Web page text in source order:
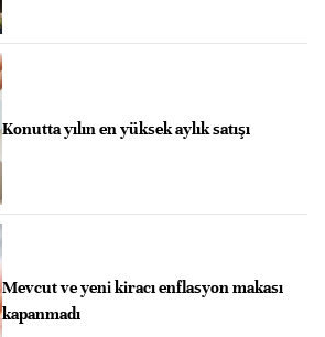
Konutta yılın en yüksek aylık satışı
Mevcut ve yeni kiracı enflasyon makası
kapanmadı